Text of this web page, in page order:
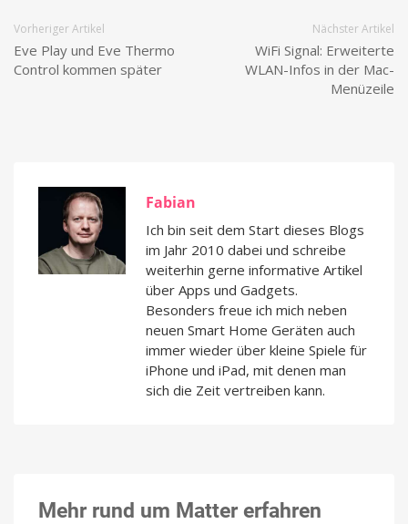
Vorheriger Artikel
Eve Play und Eve Thermo
Control kommen später
Nächster Artikel
WiFi Signal: Erweiterte
WLAN-Infos in der Mac-
Menüzeile
Fabian
Ich bin seit dem Start dieses Blogs
im Jahr 2010 dabei und schreibe
weiterhin gerne informative Artikel
über Apps und Gadgets.
Besonders freue ich mich neben
neuen Smart Home Geräten auch
immer wieder über kleine Spiele für
iPhone und iPad, mit denen man
sich die Zeit vertreiben kann.
Mehr rund um Matter erfahren